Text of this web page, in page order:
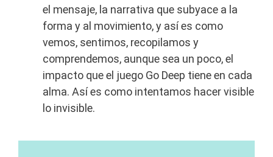
el mensaje, la narrativa que subyace a la
forma y al movimiento, y así es como
vemos, sentimos, recopilamos y
comprendemos, aunque sea un poco, el
impacto que el juego Go Deep tiene en cada
alma. Así es como intentamos hacer visible
lo invisible.